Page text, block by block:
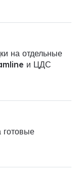
на отдельные
и ЦДС